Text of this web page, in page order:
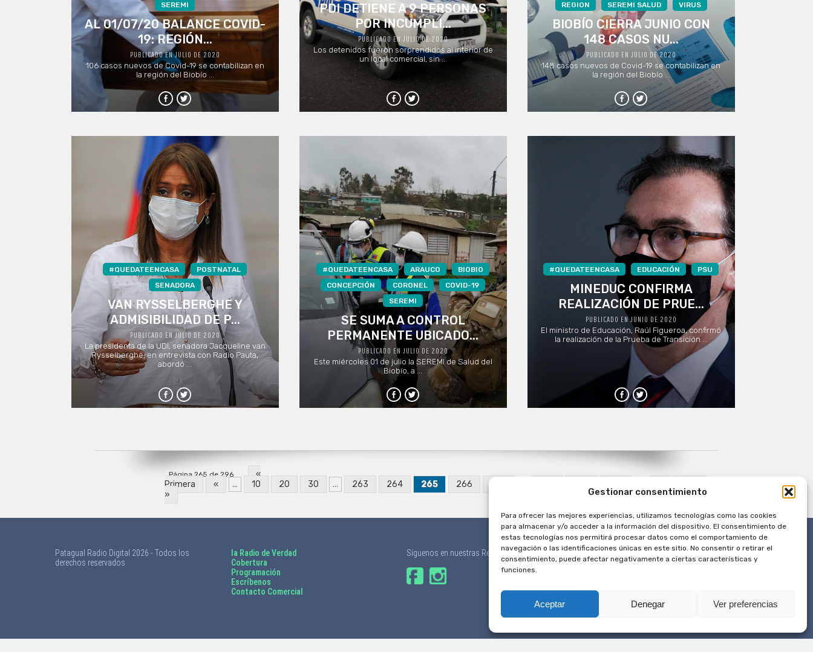
Gestionar consentimiento
Para ofrecer las mejores experiencias, utilizamos tecnologías como las cookies
para almacenar y/o acceder a la información del dispositivo. El consentimiento de
estas tecnologías nos permitirá procesar datos como el comportamiento de
navegación o las identificaciones únicas en este sitio. No consentir o retirar el
consentimiento, puede afectar negativamente a ciertas características y
funciones.
Aceptar Denegar Ver preferencias
SEREMI
AL 01/07/20 BALANCE COVID-
19: REGIÓN...
PUBLICADO EN JULIO DE 2020
106 casos nuevos de Covid-19 se contabilizan en
la región del Biobío ...
PDI DETIENE A 9 PERSONAS
POR INCUMPLI...
PUBLICADO EN JULIO DE 2020
Los detenidos fueron sorprendidos al interior de
un local comercial, sin ...
REGION
SEREMI SALUD VIRUS
BIOBÍO CIERRA JUNIO CON
148 CASOS NU...
PUBLICADO EN JULIO DE 2020
148 casos nuevos de Covid-19 se contabilizan en
la región del Biobío ...
#QUEDATEENCASA
POSTNATAL
SENADORA
VAN RYSSELBERGHE Y
ADMISIBILIDAD DE P...
PUBLICADO EN JULIO DE 2020
La presidenta de la UDI, senadora Jacqueline van
Rysselberghe, en entrevista con Radio Pauta,
abordó ...
#QUEDATEENCASA ARAUCO
BIOBIO
CONCEPCIÓN
CORONEL
COVID-19
SEREMI
SE SUMA A CONTROL
PERMANENTE UBICADO...
PUBLICADO EN JULIO DE 2020
Este miércoles 01 de julio la SEREMI de Salud del
Biobío, a ...
#QUEDATEENCASA EDUCACIÓN PSU
MINEDUC CONFIRMA
REALIZACIÓN DE PRUE...
PUBLICADO EN JUNIO DE 2020
El ministro de Educación, Raúl Figueroa, confirmó
la realización de la Prueba de Transición ...
Página 265 de 296
«
Primera
« ... 10 20 30 ... 263 264 265 266
»
Patagual Radio Digital 2026 - Todos los
derechos reservados
la Radio de Verdad
Cobertura
Programación
Escríbenos
Contacto Comercial
Síguenos en nuestras Redes Sociales